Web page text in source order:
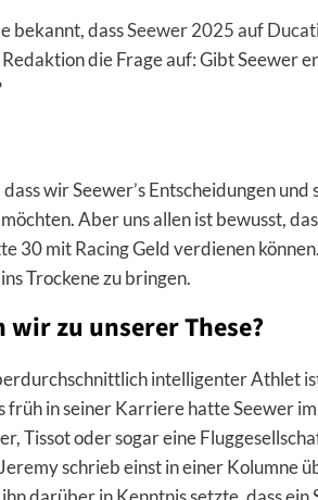
bekannt, dassSeewer 2025 auf
die Frage auf: Gibt Seewer
wir Seewer’s Entscheidungen
Aber uns allen ist bewusst,
30 mit Racing Geld verdienen
Trockene zu bringen.
wir zu unserer These?
intelligenter Athlet
früh in seiner Karriere hatte Seewer
Tissot oder sogar eine
schrieb einst in einer Kolumne